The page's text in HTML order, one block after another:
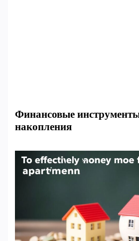
Финансовые
накопления